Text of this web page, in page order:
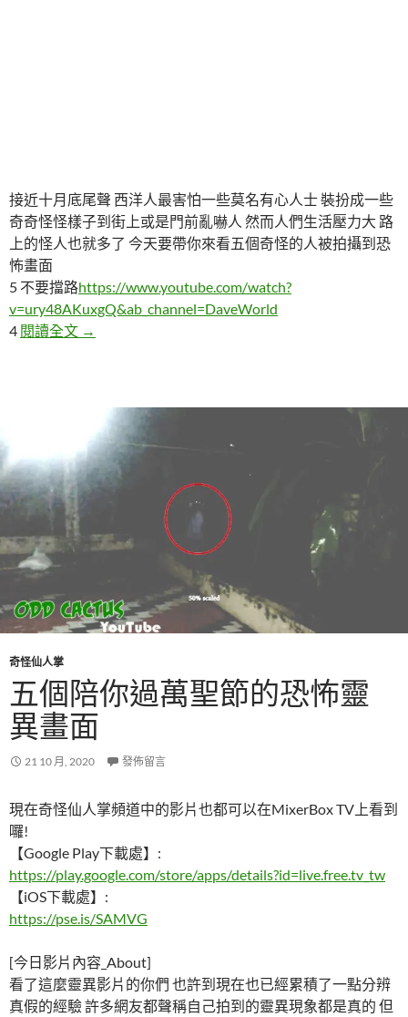
接近十月底尾聲 西洋人最害怕一些莫名有心人士 裝扮成一些
奇奇怪怪樣子到街上或是門前亂嚇人 然而人們生活壓力大 路
上的怪人也就多了 今天要帶你來看五個奇怪的人被拍攝到恐
怖畫面
5 不要擋路https://www.youtube.com/watch?
v=ury48AKuxgQ&ab_channel=DaveWorld
4 閱讀全文 五個奇怪的人被拍攝到恐怖畫面
→
奇怪仙人掌
五個陪你過萬聖節的恐怖靈
異畫面
21 10 月, 2020 發佈留言
現在奇怪仙人掌頻道中的影片也都可以在MixerBox TV上看到
囉!
【Google Play下載處】:
https://play.google.com/store/apps/details?id=live.free.tv_tw
【iOS下載處】:
https://pse.is/SAMVG
[今日影片內容_About]
看了這麼靈異影片的你們 也許到現在也已經累積了一點分辨
真假的經驗 許多網友都聲稱自己拍到的靈異現象都是真的 但